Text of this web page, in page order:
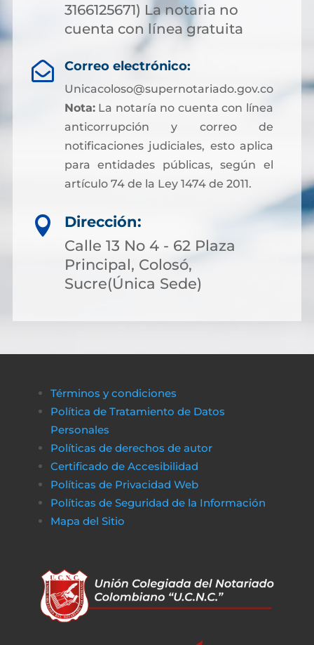
3166125671) La notaria no
cuenta con línea gratuita
 Correo electrónico:
Unicacoloso@supernotariado.gov.co
Nota:La notaría no cuenta con línea
anticorrupción y correo de
notificaciones judiciales, esto aplica
para entidades públicas, según el
artículo 74 de la Ley 1474 de 2011.

Dirección:
Calle 13 No 4 - 62 Plaza
Principal, Colosó,
Sucre(Única Sede)
Términos y condiciones
Política de Tratamiento de Datos
Personales
Políticas de derechos de autor
Certificado de Accesibilidad
Políticas de Privacidad Web
Políticas de Seguridad de la Información
Mapa del Sitio